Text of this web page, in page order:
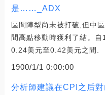
是……_ADX
區間陣型尚未被打破,但中
間高點移動時獲利了結。
0.24美元至0.42美元之間.
1900/1/1 0:00:00
分析師建議在CPI之后